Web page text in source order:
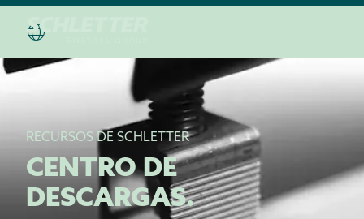
RECURSOS DE SCHLETTER
CENTRO DE
DESCARGAS.